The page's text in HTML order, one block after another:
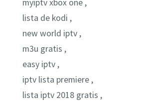
myiptv xbox one ,
lista de kodi ,
new world iptv ,
m3u gratis ,
easy iptv ,
iptv lista premiere ,
lista iptv 2018 gratis ,